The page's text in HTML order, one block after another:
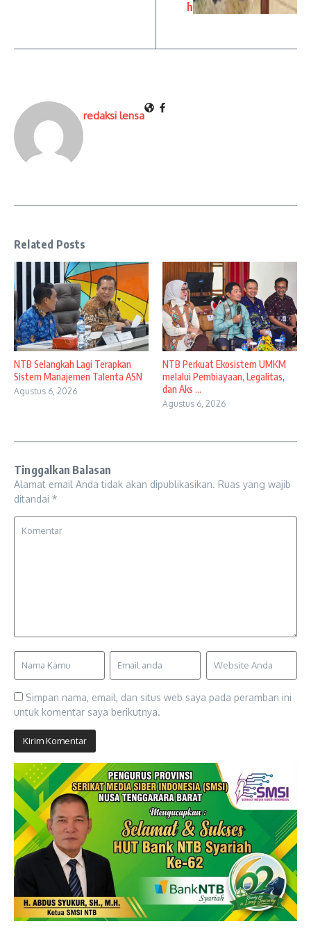
h
redaksi lensa
Related Posts
NTB Selangkah Lagi Terapkan
Sistem Manajemen Talenta ASN
Agustus 6, 2026
NTB Perkuat Ekosistem UMKM
melalui Pembiayaan, Legalitas,
dan Aks ...
Agustus 6, 2026
Tinggalkan Balasan
Alamat email Anda tidak akan dipublikasikan. Ruas yang wajib
ditandai *
Simpan nama, email, dan situs web saya pada peramban ini
untuk komentar saya berikutnya.